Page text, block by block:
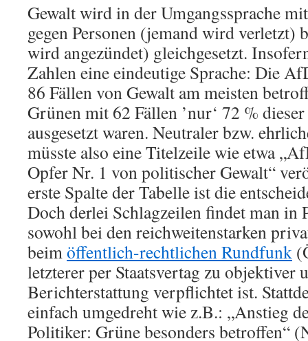
Gewalt wird in der Umgangssprache
gegen Personen (jemand wird verletzt)
wird angezündet) gleichgesetzt.
Zahlen eine eindeutige Sprache: Die
86 Fällen von Gewalt am meisten
Grünen mit 62 Fällen ’nur‘ 72 %
ausgesetzt waren. Neutraler bzw.
müsste also eine Titelzeile wie etwa
Opfer Nr. 1 von politischer Gewalt“
erste Spalte der Tabelle ist die
Doch derlei Schlagzeilen findet man in
sowohl bei den reichweitenstarken
beimöffentlich-rechtlichen Rundfunk
letzterer per Staatsvertag zu objektiver
Berichterstattung verpflichtet ist.
einfach umgedreht wie z.B.: „Anstieg
Politiker: Grüne besonders betroffen“